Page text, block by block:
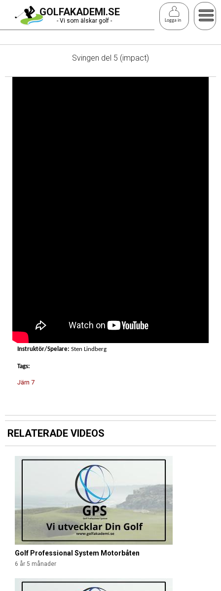
Hoppa
till
huvudinnehåll
Logga in
GOLFAKADEMI.SE
- Vi som älskar golf -
Svingen del 5 (impact)
Instruktör/Spelare: Sten Lindberg
Tags:
Järn 7
RELATERADE VIDEOS
Golf Professional System Motorbåten
6 år 5 månader